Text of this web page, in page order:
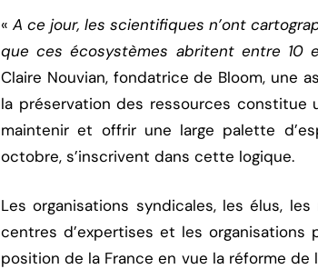
« A ce jour, les scientifiques n’ont
que ces écosystèmes abritent entre 10
Claire Nouvian, fondatrice de Bloom, une
la préservation des ressources
maintenir et offrir une large palette
octobre, s’inscrivent dans cette logique.
Les organisations syndicales, les élus,
centres d’expertises et les
position de la France en vue la réforme